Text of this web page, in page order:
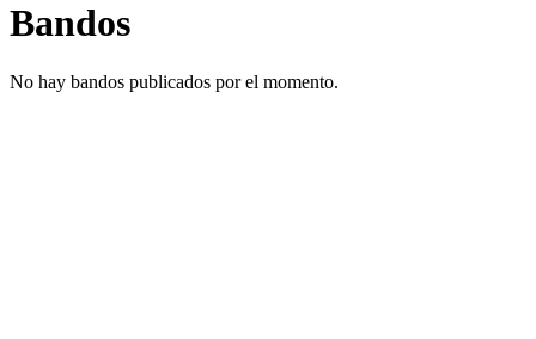
Bandos
No hay bandos publicados por el momento.